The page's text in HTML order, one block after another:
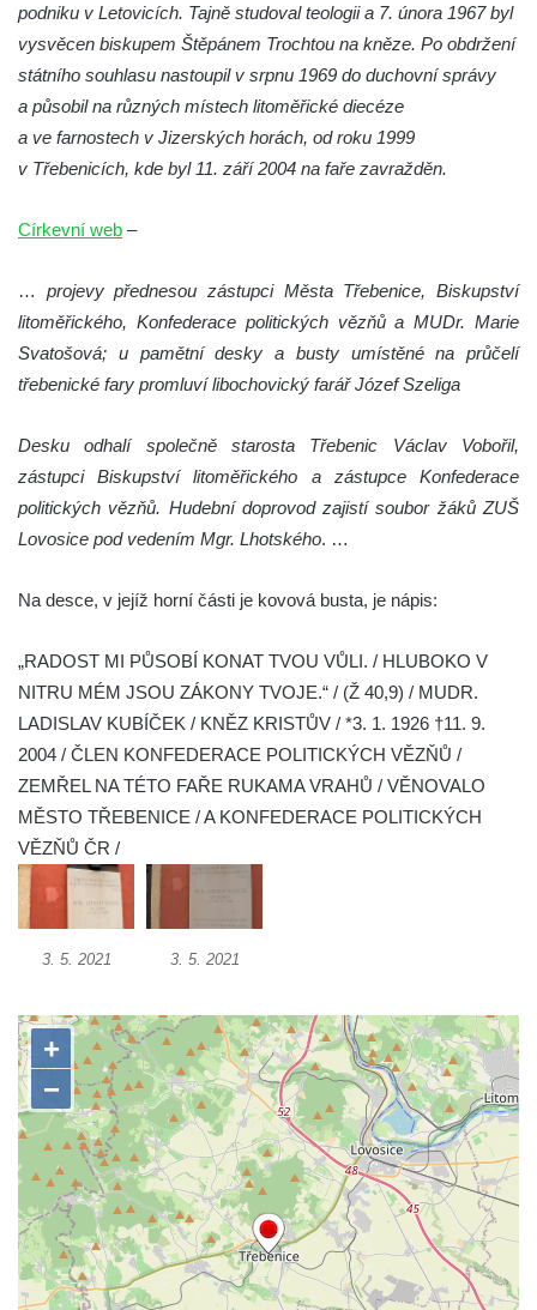
Pamětní deska Ludwiga Freunda na domě
čp. 76 na Marxově náměstí v Postoloprtech
Pamětní deska Antonie a Stanislava
Vratislavových na obecním úřadu v
Pamětní deska biskupa Wenzela Frinda na
Pamětní deska Friedricha Egermanna na
domě čp. 101 v Novém Boru
Pamětní deska Vinzenze Ulbricha na domě
čp. 26 v Brné
Pamětní deska na rodném domě Jiřího
Koláře v Protivíně
na budově Café Henke v Rumburku
Pamětní deska Jaroslava Falty u Domu
kultury Střelnice v Rumburku
Pamětní deska Josefa Srba Debrnova na
domě čp. 1 v Debrnu
Pamětní deska čestným občanům města na
hřbitově v Kralupech nad Vltavou
Pamětní deska Ignaze Spiro na židovském
hřbitově v Českém Krumlově
Pamětní deska Františka Meixnera před
obecním úřadem v Prysku
Pamětní deska Carlu Franzi Ballemu na
domě čp. 437 v ulici Slovanka ve Cvikově
Pamětní deska Michala Třetiny na domě v
Ostruhové ulici čp. 62/1 v Mělníku
Pamětní deska povodně 2002 na kapli v
podniku v Letovicích. Tajně studoval teologii a 7. února 1967 byl
vysvěcen biskupem Štěpánem Trochtou na kněze. Po obdržení
státního souhlasu nastoupil v srpnu 1969 do duchovní správy
a působil na různých místech litoměřické diecéze
a ve farnostech v Jizerských horách, od roku 1999
v Třebenicích, kde byl 11. září 2004 na faře zavražděn.
Církevní web –
… projevy přednesou zástupci Města Třebenice, Biskupství
litoměřického, Konfederace politických vězňů a MUDr. Marie
Svatošová; u pamětní desky a busty umístěné na průčelí
třebenické fary promluví libochovický farář Józef Szeliga
Desku odhalí společně starosta Třebenic Václav Vobořil,
zástupci Biskupství litoměřického a zástupce Konfederace
politických vězňů. Hudební doprovod zajistí soubor žáků ZUŠ
Lovosice pod vedením Mgr. Lhotského. …
Na desce, v jejíž horní části je kovová busta, je nápis:
„RADOST MI PŮSOBÍ KONAT TVOU VŮLI. / HLUBOKO V
NITRU MÉM JSOU ZÁKONY TVOJE.“ / (Ž 40,9) / MUDR.
LADISLAV KUBÍČEK / KNĚZ KRISTŮV / *3. 1. 1926 †11. 9.
2004 / ČLEN KONFEDERACE POLITICKÝCH VĚZŇŮ /
ZEMŘEL NA TÉTO FAŘE RUKAMA VRAHŮ / VĚNOVALO
MĚSTO TŘEBENICE / A KONFEDERACE POLITICKÝCH
VĚZŇŮ ČR /
3. 5. 2021 3. 5. 2021